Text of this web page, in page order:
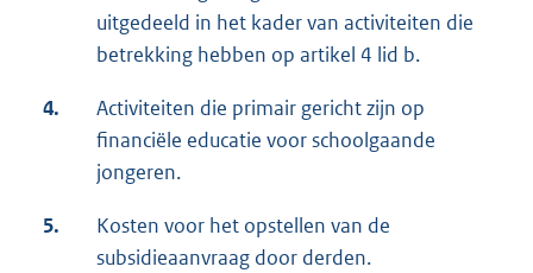
uitgedeeld in het kader van activiteiten die
betrekking hebben op artikel 4 lid b.
4.
Activiteiten die primair gericht zijn op
financiële educatie voor schoolgaande
jongeren.
5.
Kosten voor het opstellen van de
subsidieaanvraag door derden.